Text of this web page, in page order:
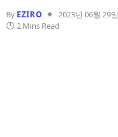
By EZIRO 2023년 06월 29일
2 Mins Read